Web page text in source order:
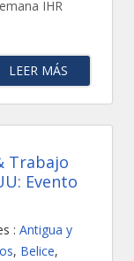
IHR
LEER MÁS
Trabajo
Evento
: Antigua y
, Belice,